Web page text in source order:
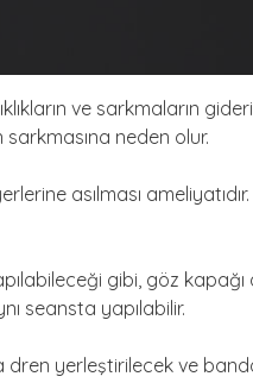
ve sarkmaların
sarkmasına neden olur.
asılması
gibi, göz
seansta yapılabilir.
dren yerleştirilecek ve